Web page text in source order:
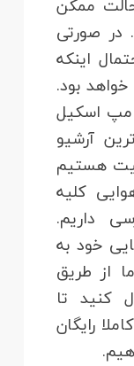
در صورتی
اینکه
بود.
مپ اسکیل
آرشیو
هستیم
کلیه
داریم.
خود به
از طریق
کنید تا
رایگان